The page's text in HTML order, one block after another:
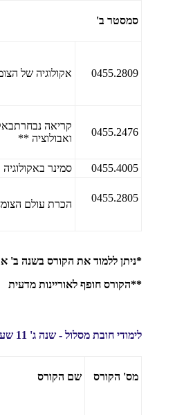
סמסטר ב'
אקולוגיה של
0455.2809
קריאה
ואבולוציה **
0455.2476
סמינר באקולוגיה 0455.4005
הכרת עולם
*ניתן ללמוד את הקורס בשנה ב'
**הקורס חופף לאוריינות מדעית
לימודי חובת מסלול - שנה ג' 11 שעות
שם הקורס מס' הקורס